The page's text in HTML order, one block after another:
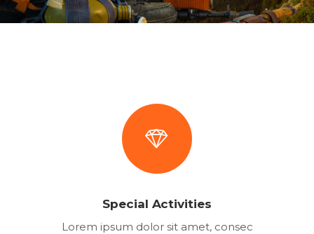
Special Activities
Lorem ipsum dolor sit amet, consec